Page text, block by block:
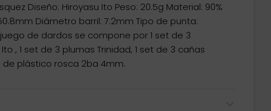
Diseño: Hiroyasu Ito Peso: 20.5g Material: 90%
Diámetro barril: 7.2mm Tipo de punta:
de dardos se compone por 1 set de 3
, 1 set de 3 plumas Trinidad, 1 set de 3 cañas
de plástico rosca 2ba 4mm.